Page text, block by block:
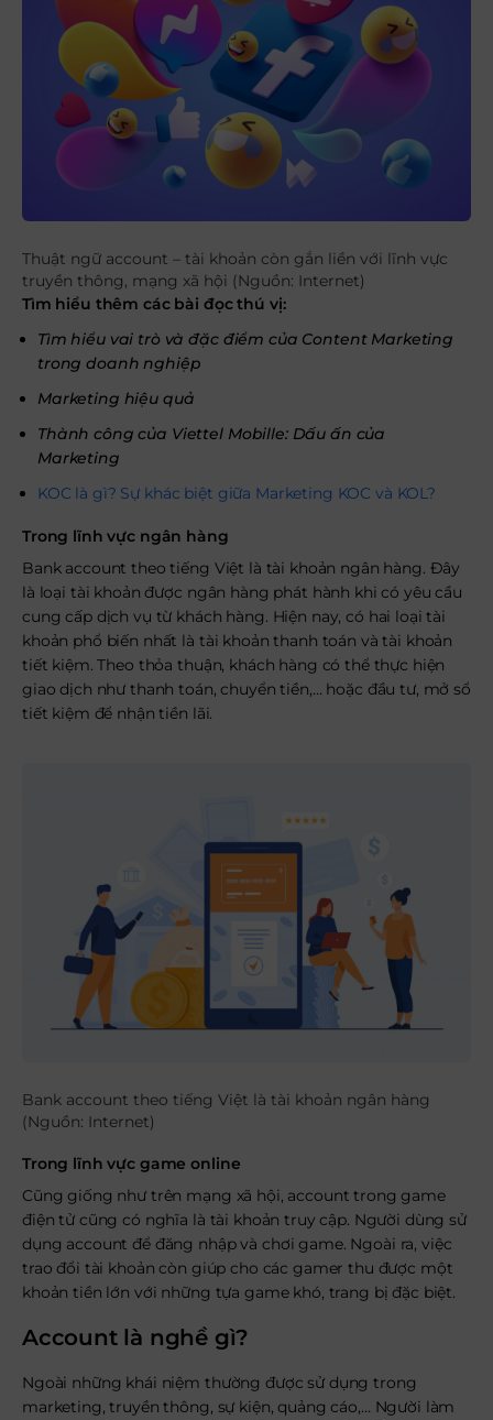
Thuật ngữ account – tài khoản còn gắn liền với lĩnh vực
truyền thông, mạng xã hội (Nguồn: Internet)
Tìm hiểu thêm các bài đọc thú vị:
Tìm hiểu vai trò và đặc điểm của Content Marketing
trong doanh nghiệp
Marketing hiệu quả
Thành công của Viettel Mobille: Dấu ấn của
Marketing
KOC là gì? Sự khác biệt giữa Marketing KOC và KOL?
Trong lĩnh vực ngân hàng
Bank account theo tiếng Việt là tài khoản ngân hàng. Đây
là loại tài khoản được ngân hàng phát hành khi có yêu cầu
cung cấp dịch vụ từ khách hàng. Hiện nay, có hai loại tài
khoản phổ biến nhất là tài khoản thanh toán và tài khoản
tiết kiệm. Theo thỏa thuận, khách hàng có thể thực hiện
giao dịch như thanh toán, chuyển tiền,… hoặc đầu tư, mở sổ
tiết kiệm để nhận tiền lãi.
Bank account theo tiếng Việt là tài khoản ngân hàng
(Nguồn: Internet)
Trong lĩnh vực game online
Cũng giống như trên mạng xã hội, account trong game
điện tử cũng có nghĩa là tài khoản truy cập. Người dùng sử
dụng account để đăng nhập và chơi game. Ngoài ra, việc
trao đổi tài khoản còn giúp cho các gamer thu được một
khoản tiền lớn với những tựa game khó, trang bị đặc biệt.
Account là nghề gì?
Ngoài những khái niệm thường được sử dụng trong
marketing, truyền thông, sự kiện, quảng cáo,… Người làm